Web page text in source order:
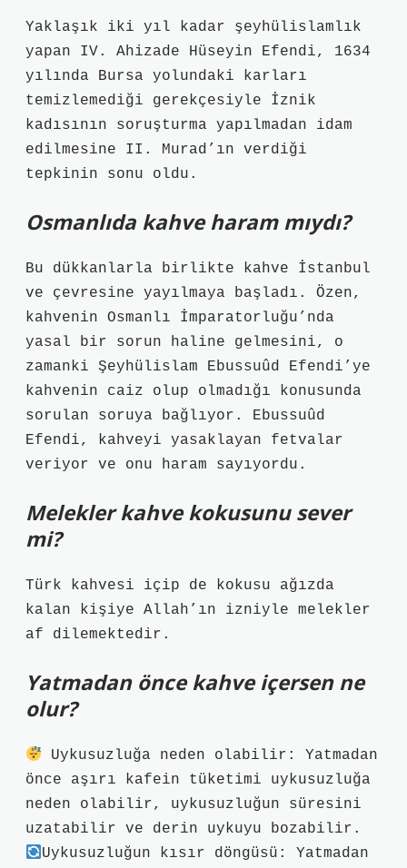
Yaklaşık iki yıl kadar şeyhülislamlık
yapan IV. Ahizade Hüseyin Efendi, 1634
yılında Bursa yolundaki karları
temizlemediği gerekçesiyle İznik
kadısının soruşturma yapılmadan idam
edilmesine II. Murad’ın verdiği
tepkinin sonu oldu.
Osmanlıda kahve haram mıydı?
Bu dükkanlarla birlikte kahve İstanbul
ve çevresine yayılmaya başladı. Özen,
kahvenin Osmanlı İmparatorluğu’nda
yasal bir sorun haline gelmesini, o
zamanki Şeyhülislam Ebussuûd Efendi’ye
kahvenin caiz olup olmadığı konusunda
sorulan soruya bağlıyor. Ebussuûd
Efendi, kahveyi yasaklayan fetvalar
veriyor ve onu haram sayıyordu.
Melekler kahve kokusunu sever
mi?
Türk kahvesi içip de kokusu ağızda
kalan kişiye Allah’ın izniyle melekler
af dilemektedir.
Yatmadan önce kahve içersen ne
olur?
Uykusuzluğa neden olabilir: Yatmadan
önce aşırı kafein tüketimi uykusuzluğa
neden olabilir, uykusuzluğun süresini
uzatabilir ve derin uykuyu bozabilir.
Uykusuzluğun kısır döngüsü: Yatmadan